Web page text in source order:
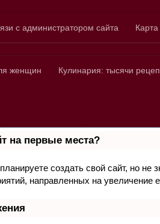
с администратором сайта
женщин Кулинария: тысячи
на первые места?
создать свой сайт, но не
направленных на увеличение